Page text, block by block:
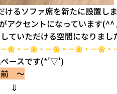
るソファ席を新たに設置し
アクセントになっています
ていただける空間になりまし
🌼・－🌼・－🌼・－🌼・－🌼・
ペースです(*'▽')
～
⇓